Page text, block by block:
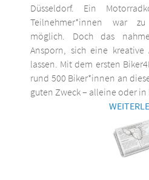
Düsseldorf. Ein
Teilnehmer*innen war
möglich. Doch das
Ansporn, sich eine
lassen. Mit dem ersten
rund 500 Biker*innen an
guten Zweck – alleine oder in